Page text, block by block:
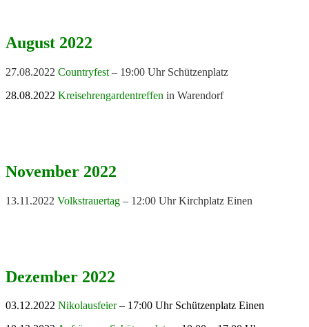
August 2022
27.08.2022 Countryfest – 19:00 Uhr Schützenplatz
28.08.2022 Kreisehrengardentreffen in Warendorf
November 2022
13.11.2022 Volkstrauertag – 12:00 Uhr Kirchplatz Einen
Dezember 2022
03.12.2022 Nikolausfeier– 17:00 Uhr Schützenplatz Einen